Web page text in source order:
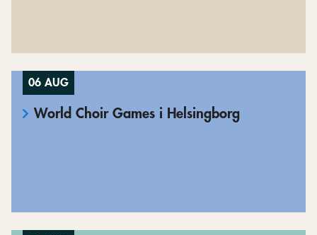
06 AUG
World Choir Games i Helsingborg